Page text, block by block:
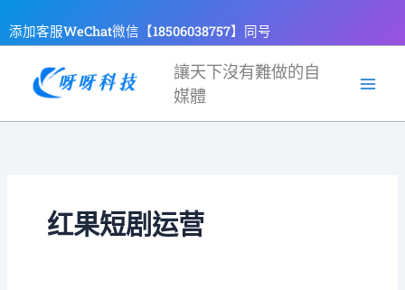
至
容
添加客服WeChat微信【18506038757】同号
讓天下沒有難做的自
媒體
红果短剧运营
尋
字: